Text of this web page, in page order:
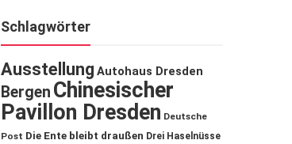
Schlagwörter
Ausstellung Autohaus Dresden
Bergen Chinesischer
Pavillon Dresden Deutsche
Post Die Ente bleibt draußen Drei Haselnüsse